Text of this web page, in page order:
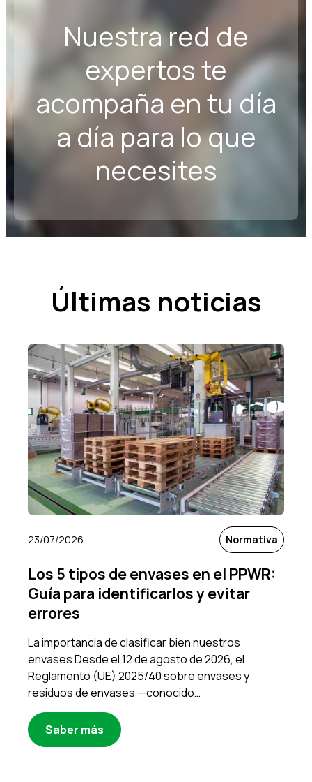
Nuestra red de
expertos te
acompaña en tu día
a día para lo que
necesites
Últimas noticias
23/07/2026 Normativa
Los 5 tipos de envases en el PPWR:
Guía para identificarlos y evitar
errores
La importancia de clasificar bien nuestros
envases Desde el 12 de agosto de 2026, el
Reglamento (UE) 2025/40 sobre envases y
residuos de envases —conocido…
Saber más